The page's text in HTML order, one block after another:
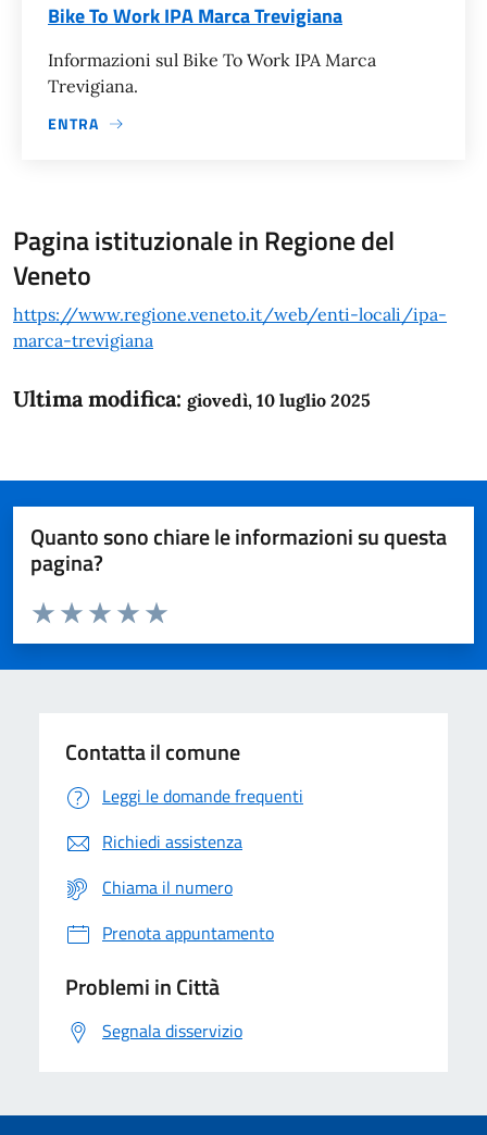
Bike To Work IPA Marca Trevigiana
Informazioni sul Bike To Work IPA Marca
Trevigiana.
ENTRA
Pagina istituzionale in Regione del
Veneto
https://www.regione.veneto.it/web/enti-locali/ipa-
marca-trevigiana
Ultima modifica: giovedì, 10 luglio 2025
Quanto sono chiare le informazioni su questa
pagina?
Domanda
Valuta da 1 a 5 stelle la pagina
Valuta 5 stelle su 5
Valuta 4 stelle su 5
Valuta 3 stelle su 5
Valuta 2 stelle su 5
Valuta 1 stelle su 5
Contatta il comune
Leggi le domande frequenti
Richiedi assistenza
Chiama il numero
Prenota appuntamento
Problemi in Città
Segnala disservizio